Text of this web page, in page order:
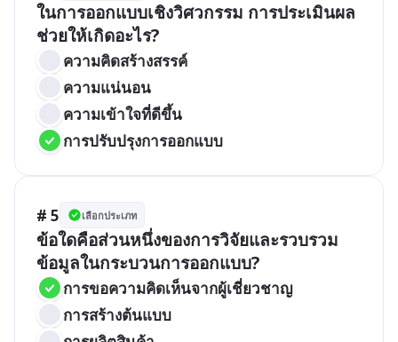
ในการออกแบบเชิงวิศวกรรม การประเมินผล
ช่วยให้เกิดอะไร?
ความคิดสร้างสรรค์
ความแน่นอน
ความเข้าใจที่ดีขึ้น
การปรับปรุงการออกแบบ
# 5 เลือกประเภท
ข้อใดคือส่วนหนึ่งของการวิจัยและรวบรวม
ข้อมูลในกระบวนการออกแบบ?
การขอความคิดเห็นจากผู้เชี่ยวชาญ
การสร้างต้นแบบ